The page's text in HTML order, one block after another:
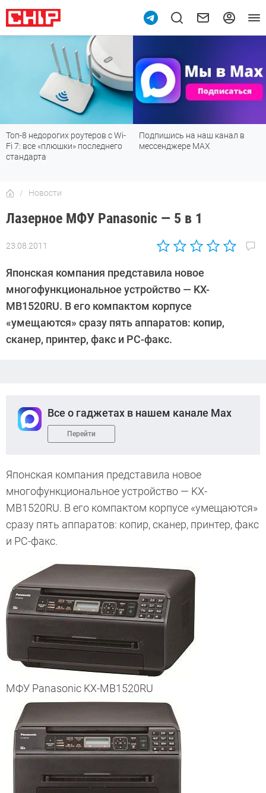
Топ-8 недорогих роутеров с Wi-
Fi 7: все «плюшки» последнего
стандарта
Подпишись на наш канал в
мессенджере МАХ
Новости
Лазерное МФУ Panasonic — 5 в 1
23.08.2011
Автор:
Японская компания представила новое
многофункциональное устройство — KX-
MB1520RU. В его компактом корпусе
«умещаются» сразу пять аппаратов: копир,
сканер, принтер, факс и PC-факс.
Все о гаджетах в нашем канале Max
Перейти
Японская компания представила новое
многофункциональное устройство — KX-
MB1520RU. В его компактом корпусе «умещаются»
сразу пять аппаратов: копир, сканер, принтер, факс
и PC-факс.
МФУ Panasonic KX-MB1520RU